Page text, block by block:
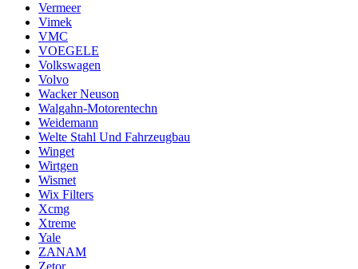
Vermeer
Vimek
VMC
VOEGELE
Volkswagen
Volvo
Wacker Neuson
Walgahn-Motorentechn
Weidemann
Welte Stahl Und Fahrzeugbau
Winget
Wirtgen
Wismet
Wix Filters
Xcmg
Xtreme
Yale
ZANAM
Zetor